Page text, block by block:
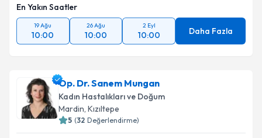
En Yakın Saatler
19 Ağu
10:00
26 Ağu
10:00
2 Eyl
10:00 Daha Fazla
Op. Dr. Sanem Mungan
Kadın Hastalıkları ve Doğum
Mardin, Kızıltepe
5 (32 Değerlendirme)